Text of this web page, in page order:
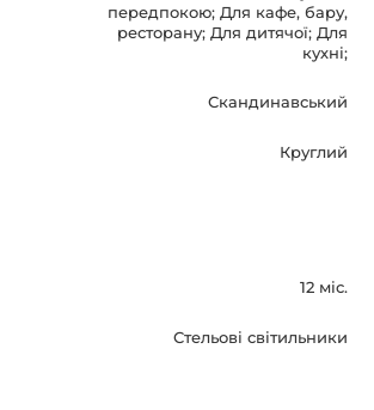
від Anzazo, ви робите
освітлення різних стилів, форм і
за допомогою ASTERI.
передпокою; Для кафе, бару,
ресторану; Для дитячої; Для
кухні;
Скандинавський
Круглий
12 міс.
Стельові світильники